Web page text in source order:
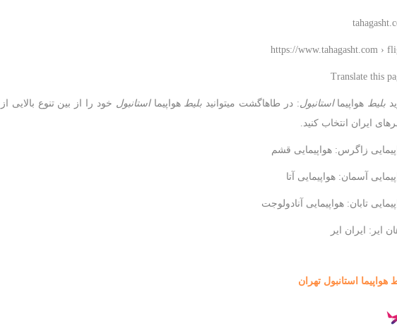
https://www.tahagasht.com ›
بلیط هواپیمااستانبول: در طاهاگشت میتوانید بلیط هواپیمااستانبول خود را از بین تنوع بالایی
ایران انتخاب کنید.
زاگرس: هواپیمایی قشم
آسمان: هواپیمایی آتا
تابان: هواپیمایی آنادولوجت
ایر: ایران ایر
هواپیما استانبول تهران